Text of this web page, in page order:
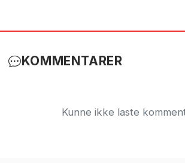
KOMMENTARER
Kunne ikke laste